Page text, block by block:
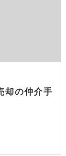
却の仲介手